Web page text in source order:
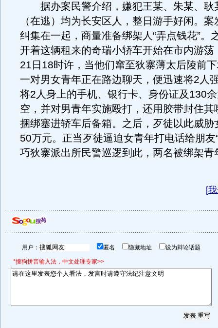
据办案民警介绍，嫌犯王某、朱某、耿
（在逃）均为长安区人，整日游手好闲。
纠集在一起，商量准备绑架人“弄点钱花”。
开着这辆租来的奇瑞小轿车开始在市内游荡
21日18时许，当他们窜至狄寨薄太后陵前
一对男女青年正在路边聊天，便迅速将2人
将2人身上的手机、银行卡、身份证及130
空，并对男青年实施殴打，还用胶带封住其
捆绑塞进轿车后备箱。之后，歹徒以此威胁
50万元。正当歹徒逼迫女青年打电话给朋友
巧狄寨派出所民警巡逻到此，两名被绑架青
[
用户： 匿名 隐藏地址 设为辩论话题
*搜狗拼音输入法，中文处理专家>>